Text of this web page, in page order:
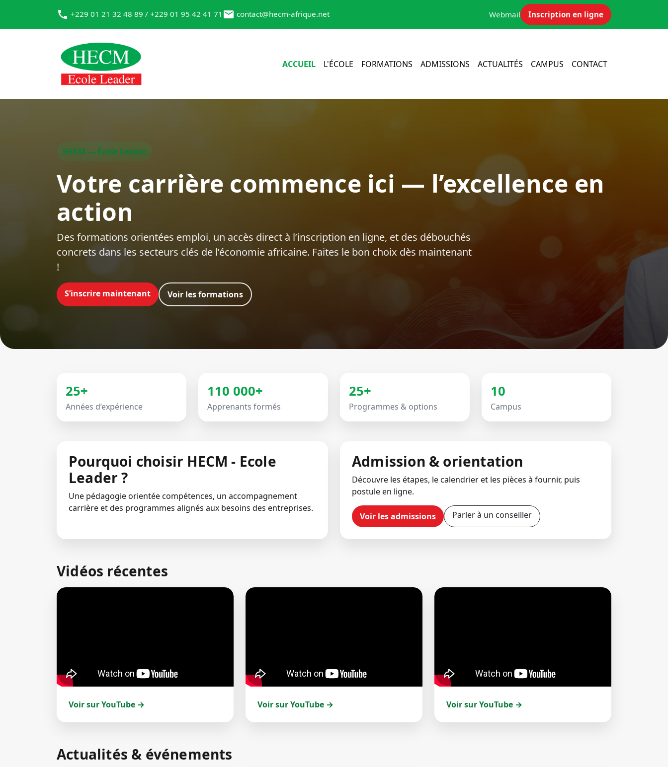
+229 01 21 32 48 89 / +229 01 95 42 41 71 contact@hecm-afrique.net Webmail Inscription en ligne
ACCUEIL L'ÉCOLE FORMATIONS ADMISSIONS ACTUALITÉS CAMPUS CONTACT
HECM — École Leader
Votre carrière commence ici — l’excellence en
action
Des formations orientées emploi‍, un accès direct à l’inscription en ligne, et des débouchés
concrets dans les secteurs clés de l’économie africaine. Faites le bon choix dès maintenant
!
S’inscrire maintenant Voir les formations
25+
Années d’expérience
110 000+
Apprenants formés
25+
Programmes & options
10
Campus
Pourquoi choisir HECM - Ecole
Leader ?
Une pédagogie orientée compétences, un accompagnement
carrière et des programmes alignés aux besoins des entreprises.
Admission & orientation
Découvre les étapes, le calendrier et les pièces à fournir, puis
postule en ligne.
Voir les admissions Parler à un conseiller
Vidéos récentes
Voir sur YouTube → Voir sur YouTube → Voir sur YouTube →
Actualités & événements